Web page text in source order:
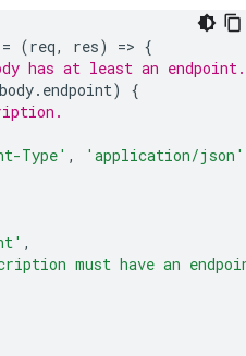
= (req, res) => {
has at least an endpoint.
body. endpoint)
{
Type' , 'application/json'
,
must have an